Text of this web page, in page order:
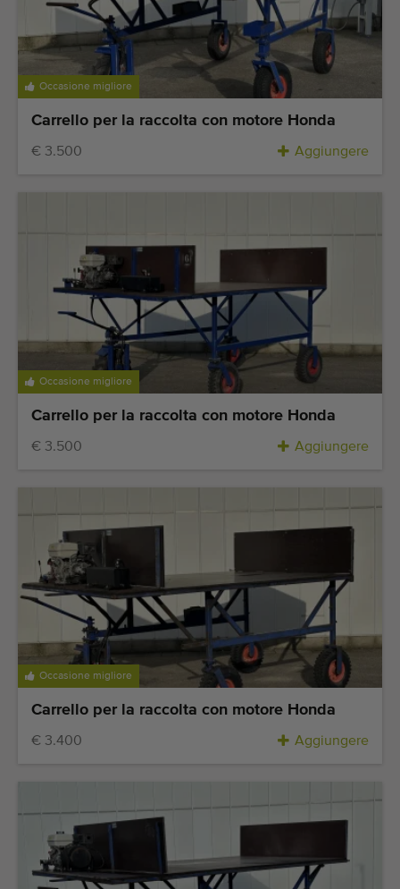
Occasione migliore
Carrello per la raccolta con motore Honda
€ 3.500 Aggiungere
Occasione migliore
Carrello per la raccolta con motore Honda
€ 3.500 Aggiungere
Occasione migliore
Carrello per la raccolta con motore Honda
€ 3.400 Aggiungere